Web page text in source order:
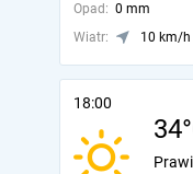
Opad: 0 mm
Wiatr:
10 km/h
18:00